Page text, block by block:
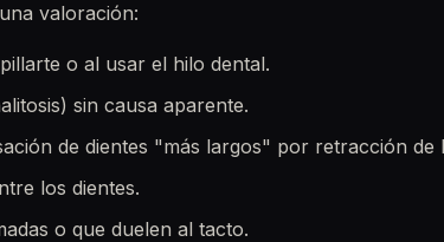
valoración:
o al usar el hilo dental.
sin causa aparente.
de dientes "más largos" por retracción de
los dientes.
o que duelen al tacto.